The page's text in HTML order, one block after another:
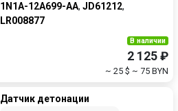
1N1A-12A699-AA, JD61212,
LR008877
В наличии
2 125 ₽
~ 25 $ ~ 75 BYN
Датчик детонации